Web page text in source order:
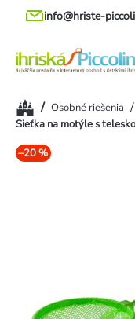
Prejsť
info@hriste-
Domov
/ Osobné riešenia /
Sieťka na motýle s
–20 %